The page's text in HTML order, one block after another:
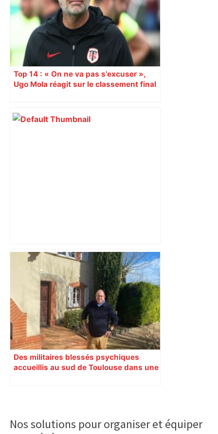
Top 14 : « On ne va pas s’excuser »,
Ugo Mola réagit sur le classement final
Municipales 2026 à Toulouse : voiture,
métro et train encombrent la campagne
électorale – – Le Mans.maville.com
Des militaires blessés psychiques
accueillis au sud de Toulouse dans une
Sidebar
Nos solutions pour organiser et équiper